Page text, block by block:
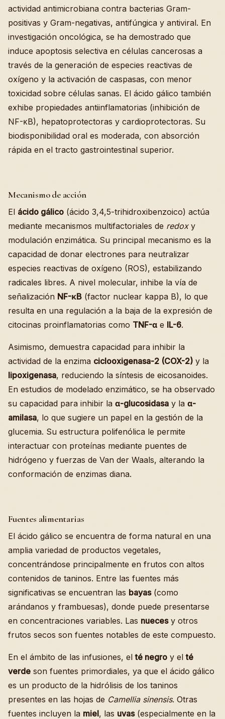
actividad antimicrobiana contra bacterias Gram-
positivas y Gram-negativas, antifúngica y antiviral. En
investigación oncológica, se ha demostrado que
induce apoptosis selectiva en células cancerosas a
través de la generación de especies reactivas de
oxígeno y la activación de caspasas, con menor
toxicidad sobre células sanas. El ácido gálico también
exhibe propiedades antiinflamatorias (inhibición de
NF-κB), hepatoprotectoras y cardioprotectoras. Su
biodisponibilidad oral es moderada, con absorción
rápida en el tracto gastrointestinal superior.
Mecanismo de acción
El ácido gálico (ácido 3,4,5-trihidroxibenzoico) actúa
mediante mecanismos multifactoriales de redoxy
modulación enzimática. Su principal mecanismo es la
capacidad de donar electrones para neutralizar
especies reactivas de oxígeno (ROS), estabilizando
radicales libres. A nivel molecular, inhibe la vía de
señalización NF-κB (factor nuclear kappa B), lo que
resulta en una regulación a la baja de la expresión de
citocinas proinflamatorias como TNF-α e IL-6.
Asimismo, demuestra capacidad para inhibir la
actividad de la enzima ciclooxigenasa-2 (COX-2) y la
lipoxigenasa, reduciendo la síntesis de eicosanoides.
En estudios de modelado enzimático, se ha observado
su capacidad para inhibir la α-glucosidasa y la α-
amilasa, lo que sugiere un papel en la gestión de la
glucemia. Su estructura polifenólica le permite
interactuar con proteínas mediante puentes de
hidrógeno y fuerzas de Van der Waals, alterando la
conformación de enzimas diana.
Fuentes alimentarias
El ácido gálico se encuentra de forma natural en una
amplia variedad de productos vegetales,
concentrándose principalmente en frutos con altos
contenidos de taninos. Entre las fuentes más
significativas se encuentran las bayas(como
arándanos y frambuesas), donde puede presentarse
en concentraciones variables. Las nuecesy otros
frutos secos son fuentes notables de este compuesto.
En el ámbito de las infusiones, elté negro y elté
verde son fuentes primordiales, ya que el ácido gálico
es un producto de la hidrólisis de los taninos
presentes en las hojas de Camellia sinensis. Otras
fuentes incluyen la miel, las uvas(especialmente en la